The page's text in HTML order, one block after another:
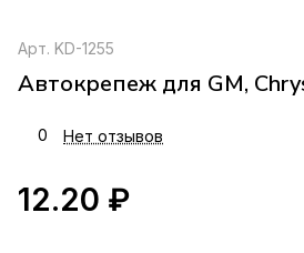
Арт. KD-1255
Автокрепеж для GM,
0 Нет отзывов
12.20 ₽